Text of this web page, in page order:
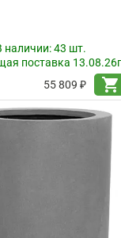
наличии:43 шт.
поставка
55 809 ₽
shopping_cart